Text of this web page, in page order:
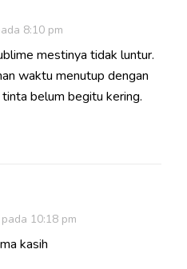
8:10 pm
mestinya tidak luntur.
waktu menutup dengan
belum begitu kering.
10:18 pm
kasih